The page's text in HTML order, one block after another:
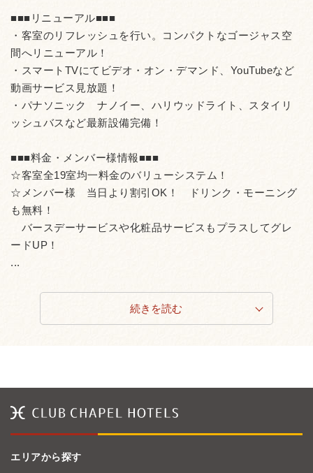
■■■リニューアル■■■
・客室のリフレッシュを行い。コンパクトなゴージャス空
間へリニューアル！
・スマートTVにてビデオ・オン・デマンド、YouTubeなど
動画サービス見放題！
・パナソニック ナノイー、ハリウッドライト、スタイリ
ッシュバスなど最新設備完備！
■■■料金・メンバー様情報■■■
☆客室全19室均一料金のバリューシステム！
☆メンバー様 当日より割引OK！ ドリンク・モーニング
も無料！
バースデーサービスや化粧品サービスもプラスしてグレ
ードUP！
...
続きを読む
エリアから探す